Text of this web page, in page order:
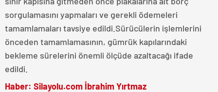
sorgulamasını yapmaları ve gerekli ödemeleri
tamamlamaları tavsiye edildi.Sürücülerin işlemlerini
önceden tamamlamasının, gümrük kapılarındaki
bekleme sürelerini önemli ölçüde azaltacağı ifade
edildi.
Haber: Silayolu.com İbrahim Yırtmaz